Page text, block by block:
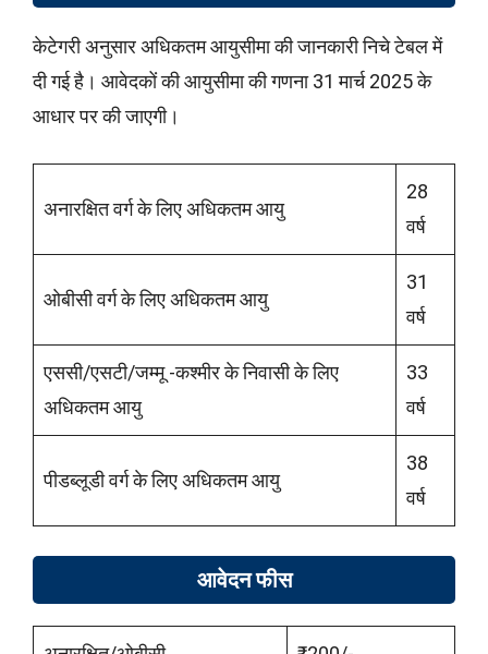
केटेगरी अनुसार अधिकतम आयुसीमा की जानकारी निचे टेबल में
दी गई है। आवेदकों की आयुसीमा की गणना 31 मार्च 2025 के
आधार पर की जाएगी।
अनारक्षित वर्ग के लिए अधिकतम आयु
28
वर्ष
ओबीसी वर्ग के लिए अधिकतम आयु
31
वर्ष
एससी/एसटी/जम्मू -कश्मीर के निवासी के लिए
अधिकतम आयु
33
वर्ष
पीडब्लूडी वर्ग के लिए अधिकतम आयु
38
वर्ष
आवेदन फीस